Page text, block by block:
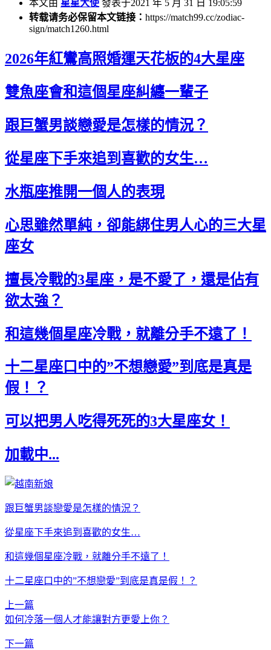
本文由 星星大使 發表于2021 年 5 月 31 日 19:05:59
转载请务必保留本文链接： https://match99.cc/zodiac-
sign/match1260.html
2026年紅鸞高照婚運天花板的4大星座
雙魚座會和這個星座糾纏一輩子
跟巨蟹男談戀愛是怎樣的情況？
從星座下手來追到喜歡的女生…
水瓶座推開一個人的表現
心思雖然單純，卻能綁住男人心的三大星
座女
擅長冷戰的3星座，是不愛了，還是佔有
欲太強？
和這幾個星座冷戰，就離分手不遠了！
十二星座口中的”不想戀愛”到底是真是
假！？
可以把男人吃得死死的3大星座女！
加載中...
跟巨蟹男談戀愛是怎樣的情況？
從星座下手來追到喜歡的女生…
和這幾個星座冷戰，就離分手不遠了！
十二星座口中的”不想戀愛”到底是真是假！？
上一篇
如何冷落一個人才能讓對方更愛上你？
下一篇